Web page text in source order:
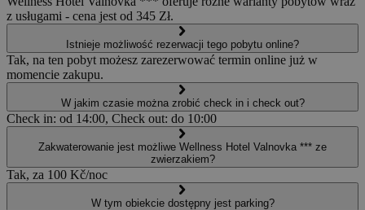
z usługami - cena jest od 345 Zł.
Istnieje możliwość rezerwacji tego pobytu online?
Tak, na ten pobyt możesz zarezerwować termin online już w
momencie zakupu.
W jakim czasie można zrobić check in i check out?
Check in: od 14:00, Check out: do 10:00
Zakwaterowanie jest możliwe Wellness Hotel Valnovka *** ze
zwierzakiem?
Tak, za 100 Kč/noc
W tym obiekcie dostępny jest parking?